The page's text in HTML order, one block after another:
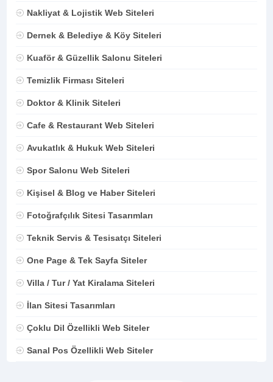
Nakliyat & Lojistik Web Siteleri
Dernek & Belediye & Köy Siteleri
Kuaför & Güzellik Salonu Siteleri
Temizlik Firması Siteleri
Doktor & Klinik Siteleri
Cafe & Restaurant Web Siteleri
Avukatlık & Hukuk Web Siteleri
Spor Salonu Web Siteleri
Kişisel & Blog ve Haber Siteleri
Fotoğrafçılık Sitesi Tasarımları
Teknik Servis & Tesisatçı Siteleri
One Page & Tek Sayfa Siteler
Villa / Tur / Yat Kiralama Siteleri
İlan Sitesi Tasarımları
Çoklu Dil Özellikli Web Siteler
Sanal Pos Özellikli Web Siteler